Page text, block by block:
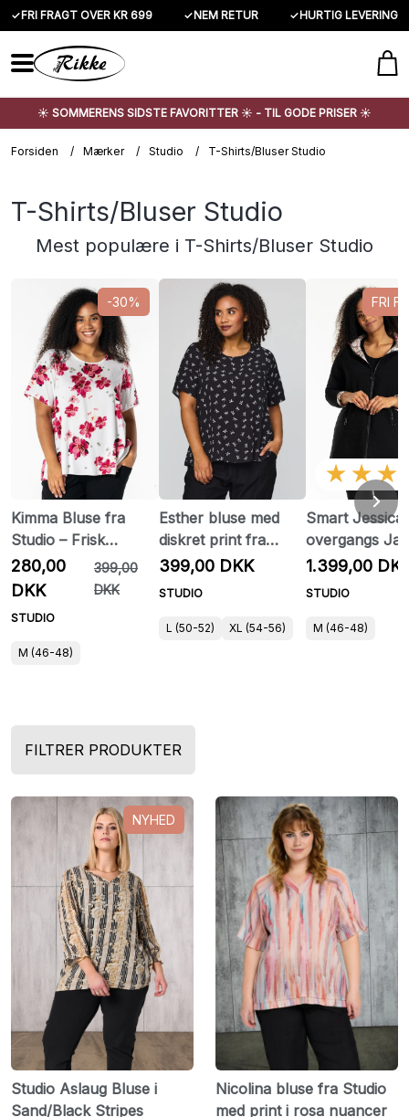
✓FRI FRAGT OVER KR 699 ✓NEM RETUR ✓HURTIG LEVERING
☀️ SOMMERENS SIDSTE FAVORITTER ☀️ - TIL GODE PRISER ☀️
Forsiden / Mærker / Studio / T-Shirts/Bluser Studio
T-Shirts/Bluser Studio
Mest populære i T-Shirts/Bluser Studio
-30%
Kimma Bluse fra
Studio – Frisk
Blomsterlook i
Viskose
280,00
DKK
399,00
DKK
STUDIO
M (46-48)
Esther bluse med
diskret print fra
Studio
399,00 DKK
STUDIO
L (50-52) XL (54-56)
FRI
Smart Jessica
overgangs
Studio
1.399,00
STUDIO
M (46-48)
FILTRER PRODUKTER
NYHED
Studio Aslaug Bluse i
Sand/Black Stripes
Nicolina bluse fra Studio
med print i rosa nuancer